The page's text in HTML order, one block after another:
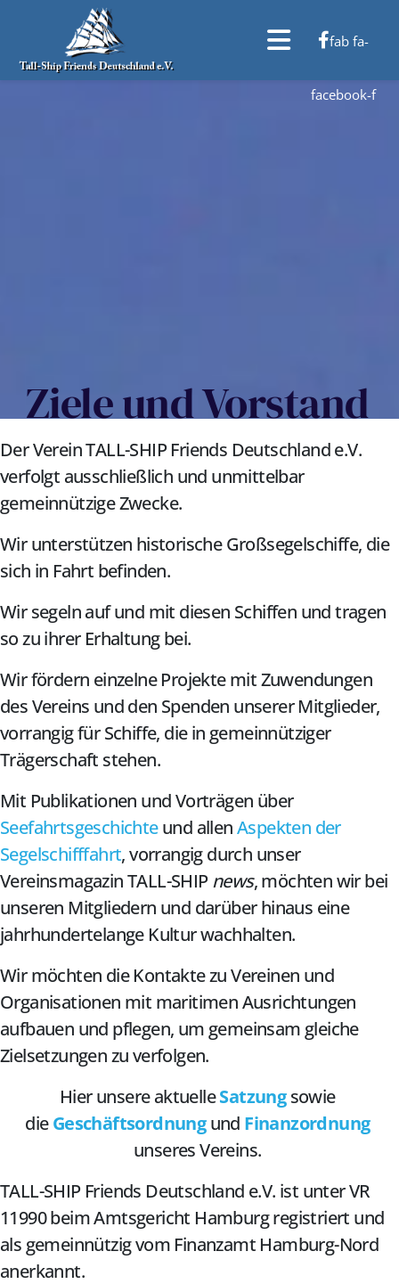
fab fa-
facebook-f
Ziele und Vorstand
Der Verein TALL-SHIP Friends Deutschland e.V.
verfolgt ausschließlich und unmittelbar
gemeinnützige Zwecke.
Wir unterstützen historische Großsegelschiffe, die
sich in Fahrt befinden.
Wir segeln auf und mit diesen Schiffen und tragen
so zu ihrer Erhaltung bei.
Wir fördern einzelne Projekte mit Zuwendungen
des Vereins und den Spenden unserer Mitglieder,
vorrangig für Schiffe, die in gemeinnütziger
Trägerschaft stehen.
Mit Publikationen und Vorträgen über
Seefahrtsgeschichteund allenAspekten der
Segelschifffahrt, vorrangig durch unser
Vereinsmagazin TALL-SHIPnews, möchten wir bei
unseren Mitgliedern und darüber hinaus eine
jahrhundertelange Kultur wachhalten.
Wir möchten die Kontakte zu Vereinen und
Organisationen mit maritimen Ausrichtungen
aufbauen und pflegen, um gemeinsam gleiche
Zielsetzungen zu verfolgen.
Hier unsere aktuelleSatzungsowie
dieGeschäftsordnung und Finanzordnung
unseres Vereins.
TALL-SHIP Friends Deutschland e.V. ist unter VR
11990 beim Amtsgericht Hamburg registriert und
als gemeinnützig vom Finanzamt Hamburg-Nord
anerkannt.